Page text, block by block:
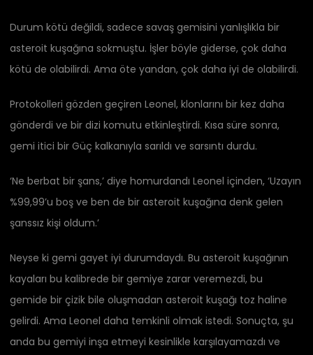
Durum kötü değildi, sadece savaş gemisini yanlışlıkla bir
asteroit kuşağına sokmuştu. İşler böyle giderse, çok daha
kötü de olabilirdi. Ama öte yandan, çok daha iyi de olabilirdi.
Protokolleri gözden geçiren Leonel, klonlarını bir kez daha
gönderdi ve bir dizi komutu etkinleştirdi. Kısa süre sonra,
gemi itici bir Güç kalkanıyla sarıldı ve sarsıntı durdu.
‘Ne berbat bir şans,’ diye homurdandı Leonel içinden, ‘Uzayın
%99,99’u boş ve ben de bir asteroit kuşağına denk gelen
şanssız kişi oldum.’
Neyse ki gemi gayet iyi durumdaydı. Bu asteroit kuşağının
kayaları bu kalibrede bir gemiye zarar veremezdi, bu
gemide bir çizik bile oluşmadan asteroit kuşağı toz haline
gelirdi. Ama Leonel daha temkinli olmak istedi. Sonuçta, şu
anda bu gemiyi inşa etmeyi kesinlikle karşılayamazdı ve